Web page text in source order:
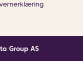
Group AS